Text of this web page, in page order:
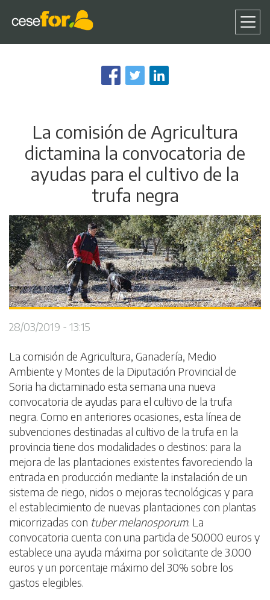
al
contenido
La comisión de Agricultura
dictamina la convocatoria de
ayudas para el cultivo de la
trufa negra
28/03/2019 - 13:15
La comisión de Agricultura, Ganadería, Medio
Ambiente y Montes de la Diputación Provincial de
Soria ha dictaminado esta semana una nueva
convocatoria de ayudas para el cultivo de la trufa
negra. Como en anteriores ocasiones, esta línea de
subvenciones destinadas al cultivo de la trufa en la
provincia tiene dos modalidades o destinos: para la
mejora de las plantaciones existentes favoreciendo la
entrada en producción mediante la instalación de un
sistema de riego, nidos o mejoras tecnológicas y para
el establecimiento de nuevas plantaciones con plantas
micorrizadas con tuber melanosporum. La
convocatoria cuenta con una partida de 50.000 euros y
establece una ayuda máxima por solicitante de 3.000
euros y un porcentaje máximo del 30% sobre los
gastos elegibles.